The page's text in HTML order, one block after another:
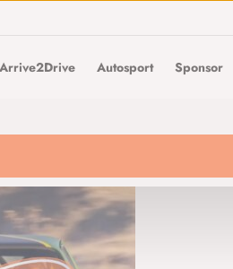
Arrive2Drive Autosport Sponsor